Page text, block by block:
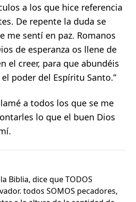
a los que hice referencia
De repente la duda se
me sentí en paz. Romanos
de esperanza os llene de
el creer, para que abundéis
poder del Espíritu Santo.”
a todos los que se me
lo que el buen Dios
Biblia, dice que TODOS
todos SOMOS pecadores,